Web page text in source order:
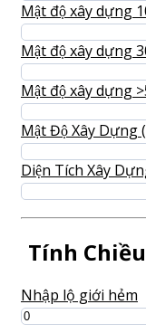
Mật độ xây dựng
Mật độ xây dựng
Mật độ xây dựng
Mật Độ Xây Dựng
Diện Tích Xây
Tính
Nhập lộ giới hẻm